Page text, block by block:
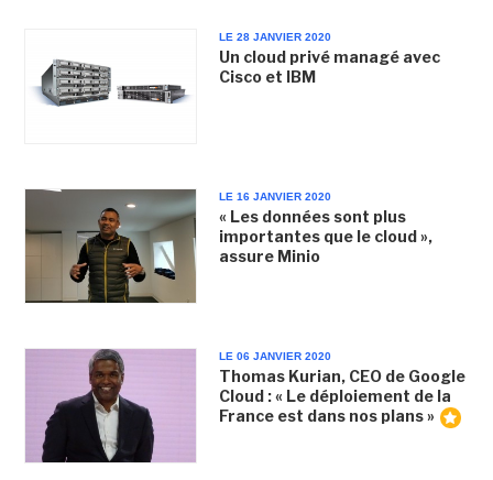
LE 28 JANVIER 2020
Un cloud privé managé avec
Cisco et IBM
LE 16 JANVIER 2020
« Les données sont plus
importantes que le cloud »,
assure Minio
LE 06 JANVIER 2020
Thomas Kurian, CEO de Google
Cloud : « Le déploiement de la
France est dans nos plans »